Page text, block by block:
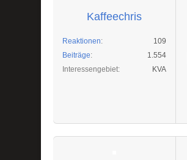
Kaffeechris
Reaktionen
109
Beiträge
1.554
Interessengebiet
KVA